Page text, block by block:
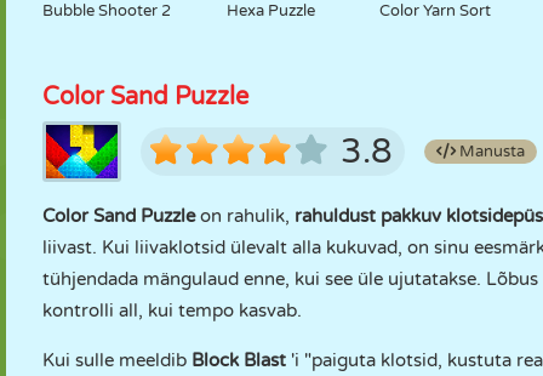
Bubble Shooter 2 Hexa Puzzle Color Yarn Sort
Color Sand Puzzle
3.8 Manusta
Color Sand Puzzleon rahulik, rahuldust pakkuv
liivast. Kui liivaklotsid ülevalt alla kukuvad, on sinu
tühjendada mängulaud enne, kui see üle ujutatakse.
kontrolli all, kui tempo kasvab.
Kui sulle meeldib Block Blast 'i "paiguta klotsid, kustuta